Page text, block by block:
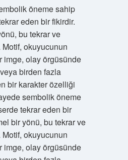
öneme sahip
eden bir fikirdir.
bu tekrar ve
okuyucunun
imge, olay örgüsünde
birden fazla
bir karakter özelliği
sembolik öneme
tekrar eden bir
bir yönü, bu tekrar ve
okuyucunun
imge, olay örgüsünde